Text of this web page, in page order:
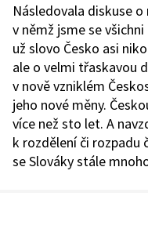
Následovala diskuse
v němž jsme se
už slovo Česko asi
ale o velmi třaskavou
v nově vzniklém
jeho nové měny.
více než sto let. A
k rozdělení či rozpadu
se Slováky stále